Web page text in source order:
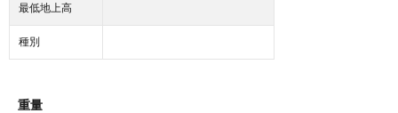
最低地上高
種別
重量